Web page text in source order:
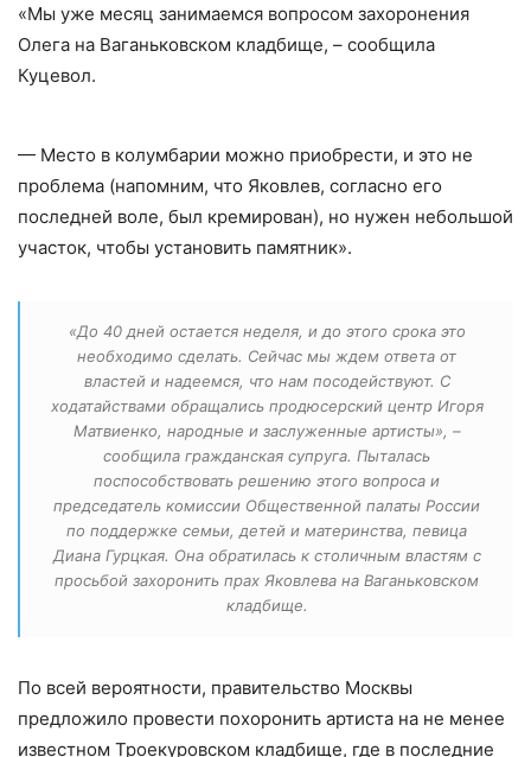
«Мы уже месяц занимаемся вопросом захоронения
Олега на Ваганьковском кладбище, – сообщила
Куцевол.
— Место в колумбарии можно приобрести, и это не
проблема (напомним, что Яковлев, согласно его
последней воле, был кремирован), но нужен небольшой
участок, чтобы установить памятник».
«До 40 дней остается неделя, и до этого срока это
необходимо сделать. Сейчас мы ждем ответа от
властей и надеемся, что нам посодействуют. С
ходатайствами обращались продюсерский центр Игоря
Матвиенко, народные и заслуженные артисты», –
сообщила гражданская супруга. Пыталась
поспособствовать решению этого вопроса и
председатель комиссии Общественной палаты России
по поддержке семьи, детей и материнства, певица
Диана Гурцкая. Она обратилась к столичным властям с
просьбой захоронить прах Яковлева на Ваганьковском
кладбище.
По всей вероятности, правительство Москвы
предложило провести похоронить артиста на не менее
известном Троекуровском кладбище, где в последние